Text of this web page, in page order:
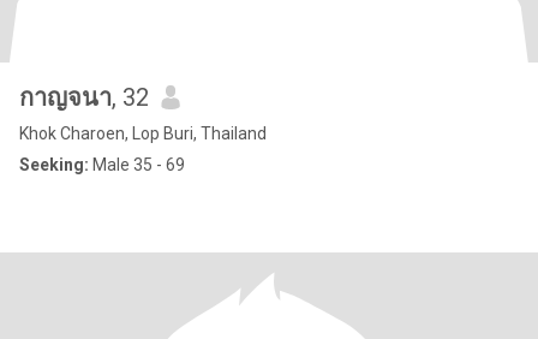
กาญจนา, 32
Khok Charoen, Lop Buri, Thailand
Seeking: Male 35 - 69